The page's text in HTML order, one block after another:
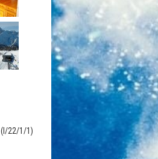
(I/22/1/1)